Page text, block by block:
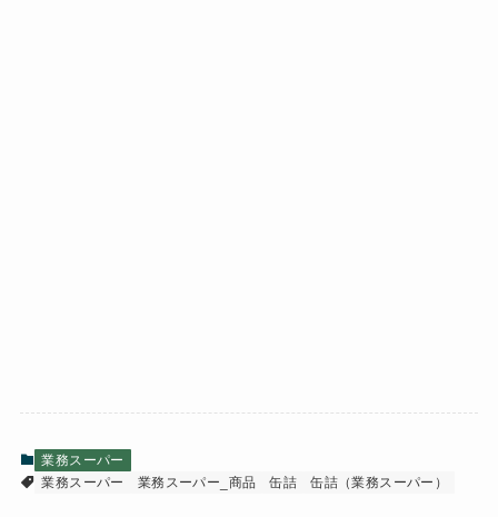
業務スーパー
業務スーパー
業務スーパー_商品 缶詰 缶詰（業務スーパー）